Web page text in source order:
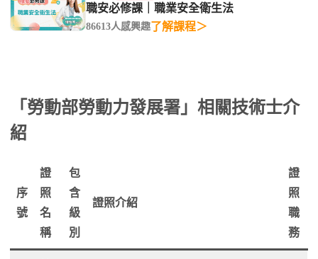
職安必修課｜職業安全衛生法
86613人感興趣了解課程＞
「勞動部勞動力發展署」相關技術士介
紹
序
號
證
照
名
稱
包
含
級
別
證照介紹
證
照
職
務